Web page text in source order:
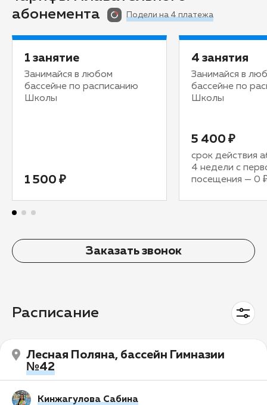
абонемента
Подели на 4 платежа
1 занятие
Занимайся в любом
бассейне по расписанию
Школы
1 500 ₽
4 занятия
Занимайся в
бассейне по
Школы
5 400 ₽
срок действия
4 недели с
посещения — 0
Заказать звонок
Расписание
Лесная Поляна, бассейн Гимназии
№42
Кинжагулова Сабина